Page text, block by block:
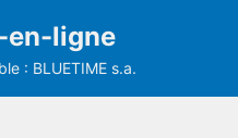
en-ligne
: BLUETIME s.a.